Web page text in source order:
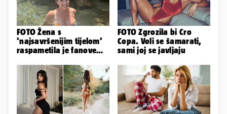
FOTO Žena s
'najsavršenijim tijelom'
raspametila je fanove
plićaka
FOTO Zgrozila bi Cro
Copa. Voli se šamarati,
sami joj se javljaju